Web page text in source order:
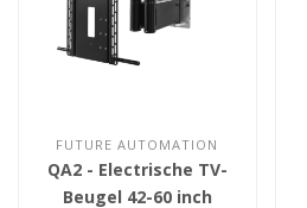
FUTURE AUTOMATION
QA2 - Electrische TV-
Beugel 42-60 inch